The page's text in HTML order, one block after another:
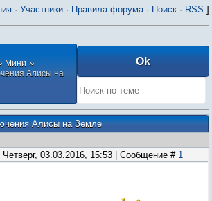
· Участники · Правила форума· Поиск · RSS ]
Мини »
Алисы на
Алисы на Земле
Четверг, 03.03.2016, 15:53 | Сообщение # 1